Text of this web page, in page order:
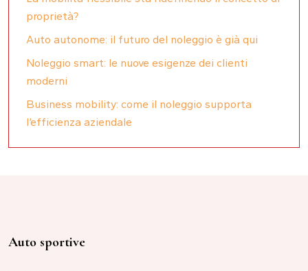
proprietà?
Auto autonome: il futuro del noleggio è già qui
Noleggio smart: le nuove esigenze dei clienti
moderni
Business mobility: come il noleggio supporta
l’efficienza aziendale
Auto sportive